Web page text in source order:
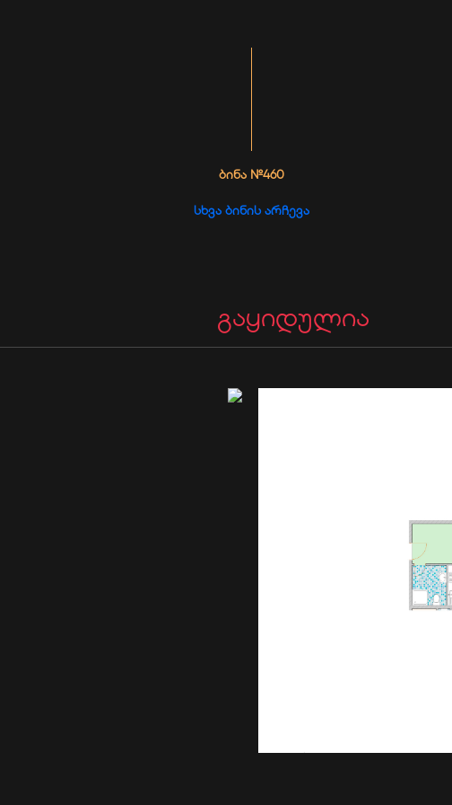
ᲑᲘᲜᲐ №460
ᲡᲮᲕᲐ ᲑᲘᲜᲘᲡ ᲐᲠᲩᲔᲕᲐ
გაყიდულია